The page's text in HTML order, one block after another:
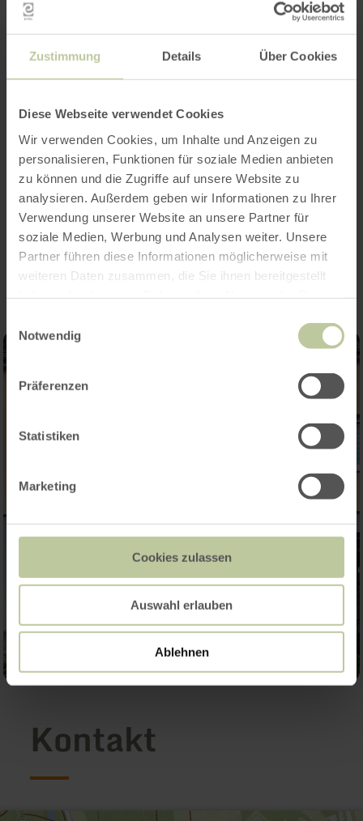
Zustimmung Details Über Cookies
Diese Webseite verwendet Cookies
Wir verwenden Cookies, um Inhalte und Anzeigen zu
personalisieren, Funktionen für soziale Medien anbieten
zu können und die Zugriffe auf unsere Website zu
analysieren. Außerdem geben wir Informationen zu Ihrer
Verwendung unserer Website an unsere Partner für
soziale Medien, Werbung und Analysen weiter. Unsere
Partner führen diese Informationen möglicherweise mit
weiteren Daten zusammen, die Sie ihnen bereitgestellt
Notwendig
Präferenzen
Statistiken
Marketing
Cookies zulassen
Auswahl erlauben
Ablehnen
Merkmale / Besonderheiten
Kategorien
Impressionen
Kontakt